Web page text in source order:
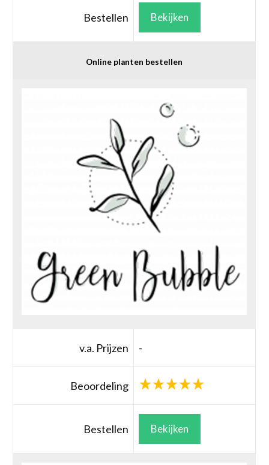
Bestellen Bekijken
Online planten bestellen
v.a. Prijzen -
Beoordeling
Bestellen Bekijken